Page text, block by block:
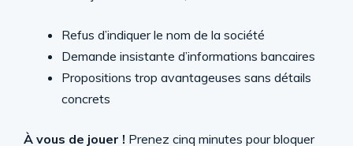
Refus d’indiquer le nom de la société
Demande insistante d’informations bancaires
Propositions trop avantageuses sans détails
concrets
À vous de jouer ! Prenez cinq minutes pour bloquer